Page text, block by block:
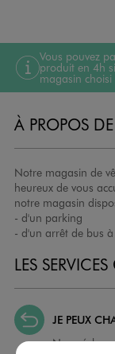
Vous pouvez
produit en 4h
magasin choisi
À PROPOS
Notre magasin de
heureux de vous
notre magasin
- d'un parking
- d'un arrêt de bus
LES
JE PEUX
Nous